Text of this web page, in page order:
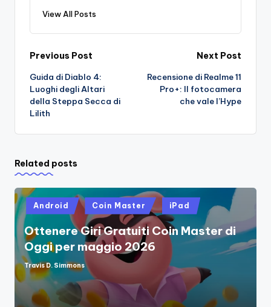
View All Posts
Post
navigation
Previous Post
Guida di Diablo 4:
Luoghi degli Altari
della Steppa Secca di
Lilith
Next Post
Recensione di Realme 11
Pro+: Il fotocamera
che vale l’Hype
Related posts
Posted
in
Android Coin Master iPad
Ottenere Giri Gratuiti Coin Master di
Oggi per maggio 2026
Posted
by
Travis D. Simmons